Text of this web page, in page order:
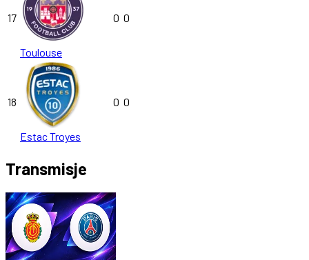
17
Toulouse
0 0
18
Estac Troyes
0 0
Transmisje